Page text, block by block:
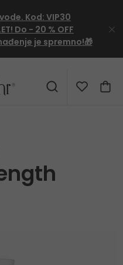
Kod:VIP30
Do - 20 % OFF
je spremno!🎁